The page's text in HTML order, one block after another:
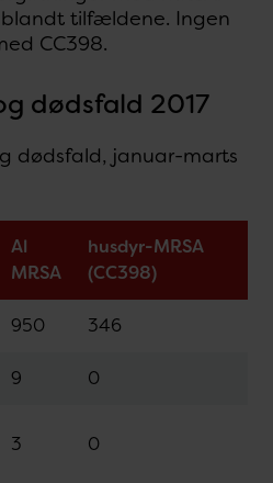
tilfældene. Ingen
CC398.
dødsfald 2017
dødsfald, januar-marts
Al
MRSA
husdyr-MRSA
(CC398)
950 346
9 0
3 0